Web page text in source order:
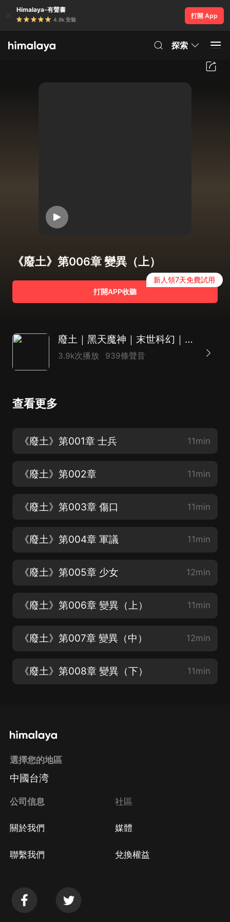
Himalaya-有聲書
4.8k 安裝
打開 App
探索
《廢土》第006章 變異（上）
打開APP收聽
新人領7天免費試用
廢土｜黑天魔神｜末世科幻｜廢土流代表作｜大魔王團隊多人有聲劇
3.9k次播放 939條聲音
查看更多
《廢土》第001章 士兵 11min
《廢土》第002章 11min
《廢土》第003章 傷口 11min
《廢土》第004章 軍議 11min
《廢土》第005章 少女 12min
《廢土》第006章 變異（上） 11min
《廢土》第007章 變異（中） 12min
《廢土》第008章 變異（下） 11min
選擇您的地區
中國台湾
公司信息
關於我們
聯繫我們
社區
媒體
兌換權益